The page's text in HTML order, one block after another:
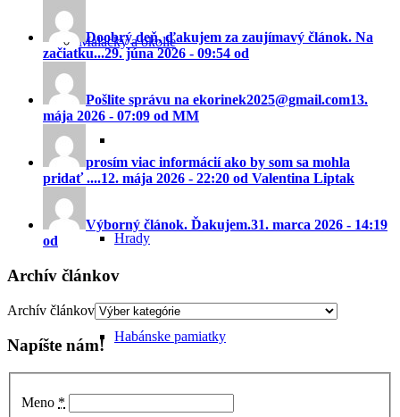
Malacky a okolie
Hrady
Habánske pamiatky
Doobrý deň, ďakujem za zaujímavý článok. Na
začiatku...29. júna 2026 - 09:54 od
Pošlite správu na ekorinek2025@gmail.com13.
mája 2026 - 07:09 od MM
prosím viac informácií ako by som sa mohla
pridať ....12. mája 2026 - 22:20 od Valentina Liptak
Výborný článok. Ďakujem.31. marca 2026 - 14:19
od
Archív článkov
Archív článkov
Napíšte nám!
Meno *